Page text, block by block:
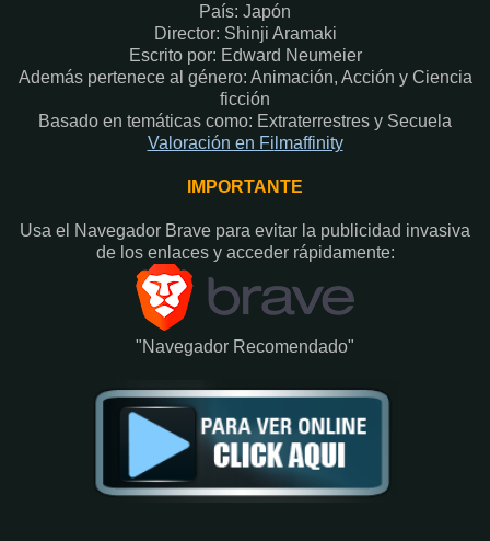
País: Japón
Director: Shinji Aramaki
Escrito por: Edward Neumeier
Además pertenece al género: Animación, Acción y Ciencia
ficción
Basado en temáticas como: Extraterrestres y Secuela
Valoración en Fi lmaffinity
IMPORTANTE
Usa el Navegador Brave para evitar la publicidad invasiva
de los enlaces y acceder rápidamente:​
"Navegador Recomendado"